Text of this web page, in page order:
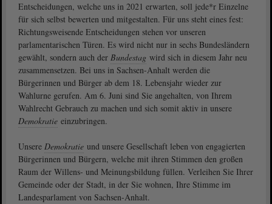
Entscheidungen, welche uns in 2021 erwarten, soll jede*r Einzelne
für sich selbst bewerten und mitgestalten. Für uns steht eines fest:
Richtungsweisende Entscheidungen stehen vor unseren
parlamentarischen Türen. Es wird nicht nur in sechs Bundesländern
gewählt, sondern auch der Bundestag wird sich in diesem Jahr neu
zusammensetzen. Bei uns in Sachsen-Anhalt werden die
Bürgerinnen und Bürger ab dem 18. Lebensjahr wieder zur
Wahlurne gerufen. Am 6. Juni sind Sie angehalten, von Ihrem
Wahlrecht Gebrauch zu machen und sich somit aktiv in unsere
Demokratie einzubringen.
Unsere Demokratie und unsere Gesellschaft leben von engagierten
Bürgerinnen und Bürgern, welche mit ihren Stimmen den großen
Raum der Willens- und Meinungsbildung füllen. Verleihen Sie Ihrer
Gemeinde oder der Stadt, in der Sie wohnen, Ihre Stimme im
Landesparlament von Sachsen-Anhalt.